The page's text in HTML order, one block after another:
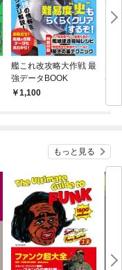
艦これ改攻略大作戦 最
強データBOOK
1,100
は
もっと見る